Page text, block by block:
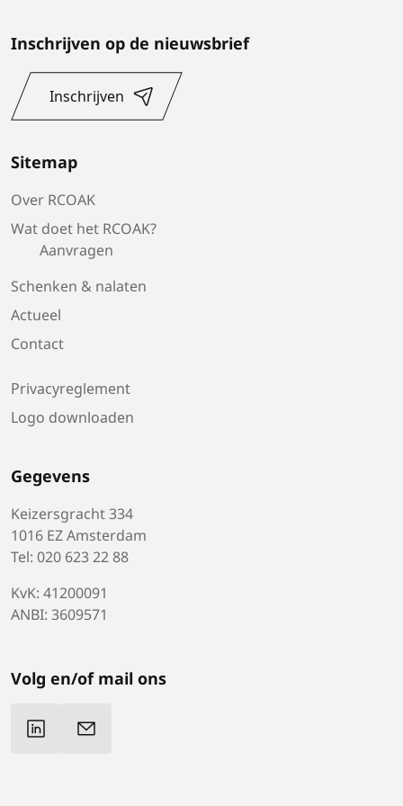
Inschrijven op de nieuwsbrief
Inschrijven
Sitemap
Over RCOAK
Wat doet het RCOAK?
Aanvragen
Schenken & nalaten
Actueel
Contact
Privacyreglement
Logo downloaden
Gegevens
Keizersgracht 334
1016 EZ Amsterdam
Tel: 020 623 22 88
KvK: 41200091
ANBI: 3609571
Volg en/of mail ons